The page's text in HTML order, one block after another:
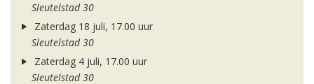
Sleutelstad 30
Zaterdag 18 juli, 17.00 uur
Sleutelstad 30
Zaterdag 4 juli, 17.00 uur
Sleutelstad 30